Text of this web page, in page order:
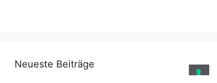
Neueste Beiträge